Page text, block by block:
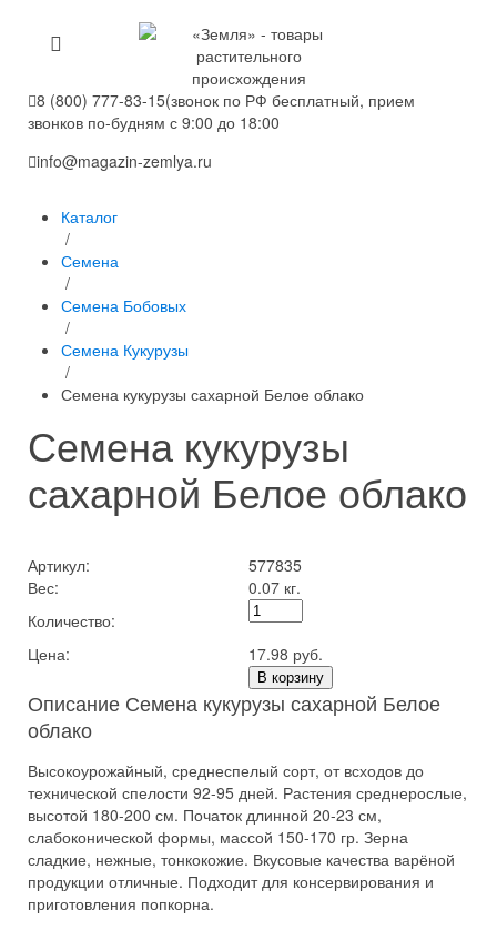
8 (800) 777-83-15(звонок по РФ бесплатный, прием
звонков по-будням с 9:00 до 18:00
info@magazin-zemlya.ru
Каталог
/
Семена
/
Семена Бобовых
/
Семена Кукурузы
/
Семена кукурузы сахарной Белое облако
Семена кукурузы
сахарной Белое облако
Артикул:
577835
Вес:
0.07 кг.
Количество:
Цена:
17.98 руб.
В корзину
Описание Семена кукурузы сахарной Белое
облако
Высокоурожайный, среднеспелый сорт, от всходов до
технической спелости 92-95 дней. Растения среднерослые,
высотой 180-200 см. Початок длинной 20-23 см,
слабоконической формы, массой 150-170 гр. Зерна
сладкие, нежные, тонкокожие. Вкусовые качества варёной
продукции отличные. Подходит для консервирования и
приготовления попкорна.